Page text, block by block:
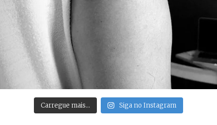
Carregue mais… Siga no Instagram